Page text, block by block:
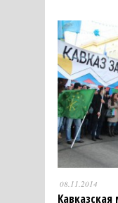
08.11.2014